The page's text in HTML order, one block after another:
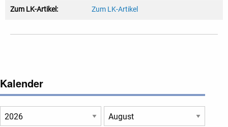
Zum LK-Artikel: Zum LK-Artikel
Kalender